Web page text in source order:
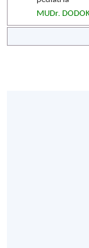
MUDr.